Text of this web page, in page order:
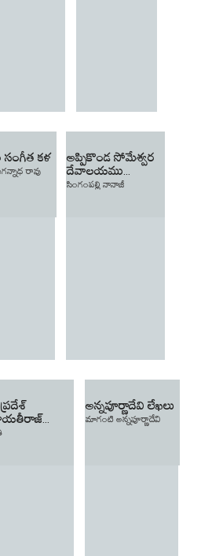
సంగీత కళ
రావు
అప్పికొండ సోమేశ్వర
దేవాలయము...
సింగంపల్లి నానాజీ
అన్నపూర్ణాదేవి లేఖలు
మాగంటి అన్నపూర్ణాదేవి